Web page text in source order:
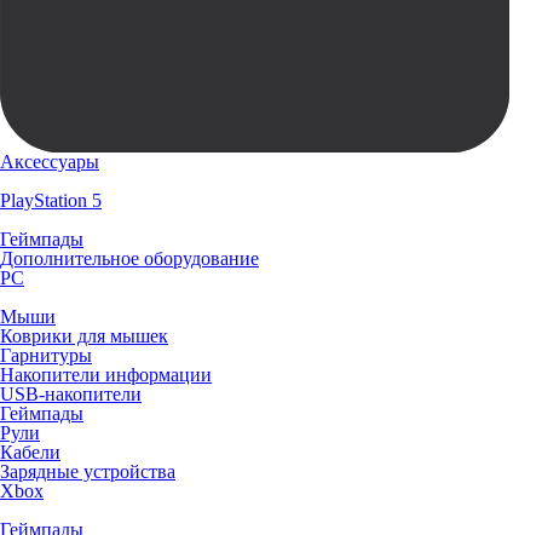
Аксессуары
PlayStation 5
Геймпады
Дополнительное оборудование
PC
Мыши
Коврики для мышек
Гарнитуры
Накопители информации
USB-накопители
Геймпады
Рули
Кабели
Зарядные устройства
Xbox
Геймпады